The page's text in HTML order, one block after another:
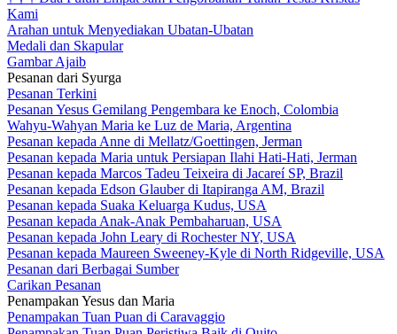
Kami
Arahan untuk Menyediakan Ubatan-Ubatan
Medali dan Skapular
Gambar Ajaib
Pesanan dari Syurga
Pesanan Terkini
Pesanan Yesus Gemilang Pengembara ke Enoch, Colombia
Wahyu-Wahyan Maria ke Luz de Maria, Argentina
Pesanan kepada Anne di Mellatz/Goettingen, Jerman
Pesanan kepada Maria untuk Persiapan Ilahi Hati-Hati, Jerman
Pesanan kepada Marcos Tadeu Teixeira di Jacareí SP, Brazil
Pesanan kepada Edson Glauber di Itapiranga AM, Brazil
Pesanan kepada Suaka Keluarga Kudus, USA
Pesanan kepada Anak-Anak Pembaharuan, USA
Pesanan kepada John Leary di Rochester NY, USA
Pesanan kepada Maureen Sweeney-Kyle di North Ridgeville, USA
Pesanan dari Berbagai Sumber
Carikan Pesanan
Penampakan Yesus dan Maria
Penampakan Tuan Puan di Caravaggio